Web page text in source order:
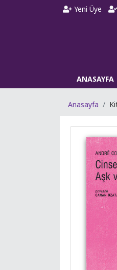
Yeni Üye
ANASAYFA
Anasayfa